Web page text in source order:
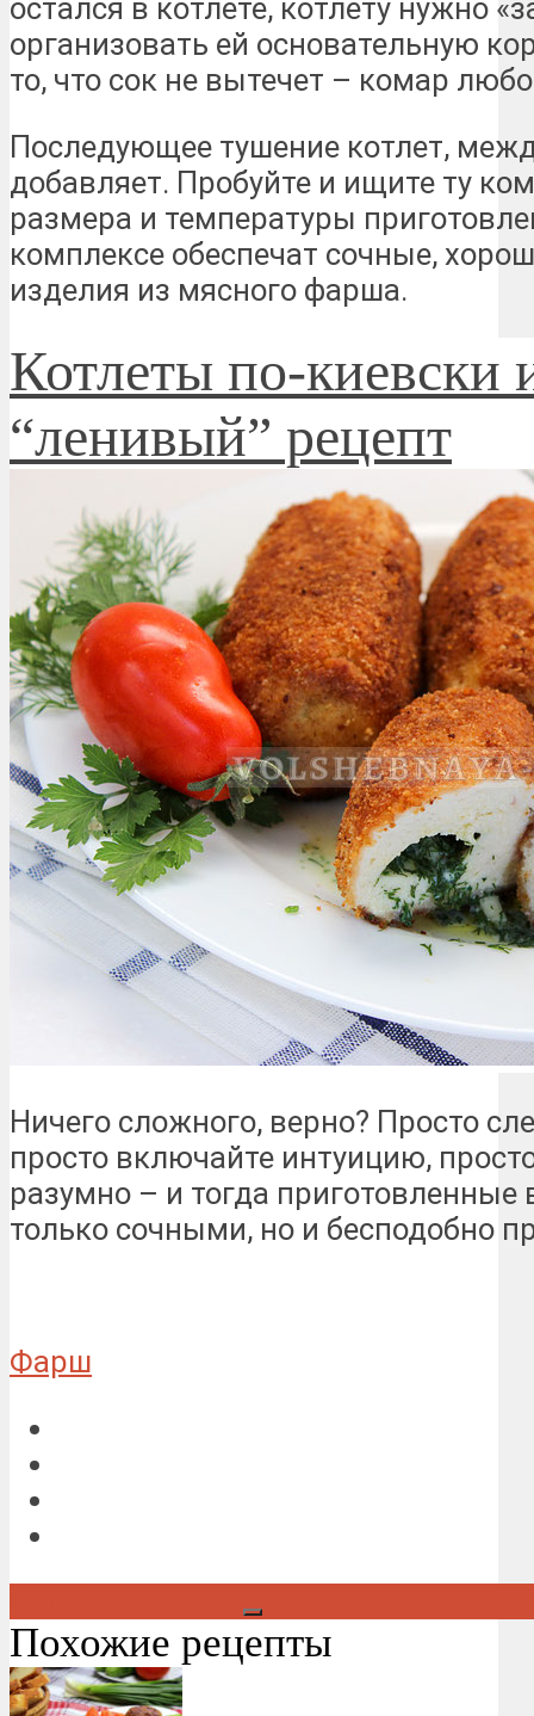
остался в котлете, котлету нужно
организовать ей основательную
то, что сок не вытечет – комар
Последующее тушение котлет,
добавляет. Пробуйте и ищите ту
размера и температуры
комплексе обеспечат сочные,
изделия из мясного фарша.
Котлеты по-киевски
“ленивый” рецепт
Ничего сложного, верно? Просто
просто включайте интуицию,
разумно – и тогда приготовленные
только сочными, но и бесподобно
Фарш
Похожие рецепты